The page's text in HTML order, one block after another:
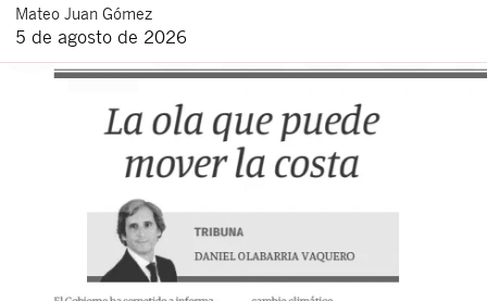
Mateo Juan Gómez
5 de agosto de 2026